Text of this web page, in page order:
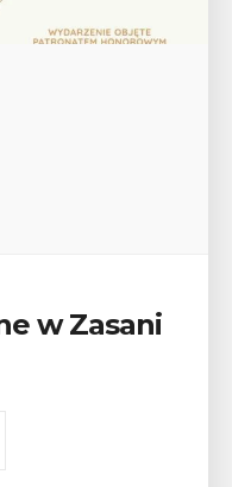
w Miejskiej